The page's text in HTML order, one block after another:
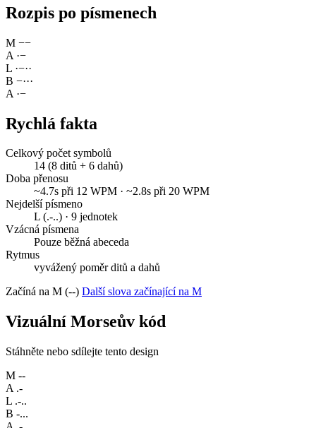
Rozpis po písmenech
M −−
A ·−
L ·−··
B −···
A ·−
Rychlá fakta
Celkový počet symbolů
14 (8 ditů + 6 dahů)
Doba přenosu
~4.7s při 12 WPM · ~2.8s při 20 WPM
Nejdelší písmeno
L (.-..) · 9 jednotek
Vzácná písmena
Pouze běžná abeceda
Rytmus
vyvážený poměr ditů a dahů
Začíná na M (--) Další slova začínající na M
Vizuální Morseův kód
Stáhněte nebo sdílejte tento design
M --
A .-
L .-..
B -...